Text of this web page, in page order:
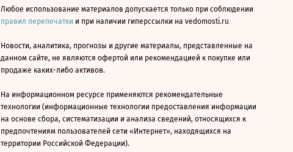
Любое использование материалов допускается только при соблюдении
правил перепечатки и при наличии гиперссылки на vedomosti.ru
Новости, аналитика, прогнозы и другие материалы, представленные на
данном сайте, не являются офертой или рекомендацией к покупке или
продаже каких-либо активов.
На информационном ресурсе применяются рекомендательные
технологии (информационные технологии предоставления информации
на основе сбора, систематизации и анализа сведений, относящихся к
предпочтениям пользователей сети «Интернет», находящихся на
территории Российской Федерации).